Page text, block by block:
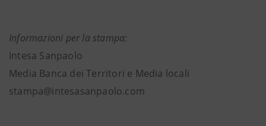
Informazioni per la stampa:
Intesa Sanpaolo
Media Banca dei Territori e Media locali
stampa@intesasanpaolo.com